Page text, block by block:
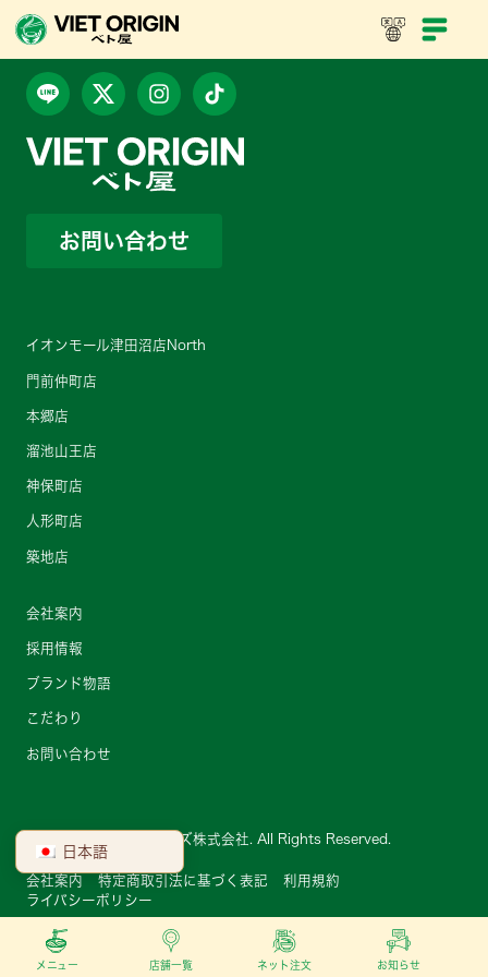
メニュー 店舗一覧 ネット注文 お知らせ
お問い合わせ
イオンモール津田沼店North
門前仲町店
本郷店
溜池山王店
神保町店
人形町店
築地店
会社案内
採用情報
ブランド物語
こだわり
お問い合わせ
Copyright © ベト屋フーズ株式会社. All Rights Reserved.
会社案内 特定商取引法に基づく表記
利用規約
ライバシーポリシー
日本語